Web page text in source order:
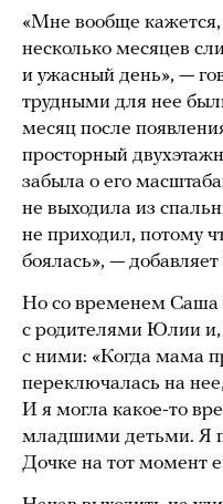
«Мне вообще
несколько месяцев
и ужасный день», —
трудными для нее
месяц после
просторный
забыла о его
не выходила из
не приходил, потому
боялась», —
Но со временем Саша
с родителями Юлии и,
с ними: «Когда мама
переключалась на
И я могла какое-то
младшими детьми. Я
Дочке на тот момент